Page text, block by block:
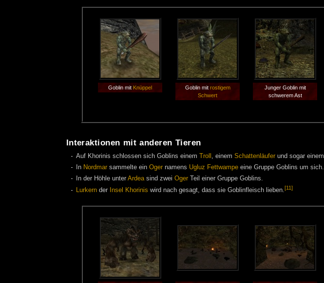
Goblin mit Knüppel Goblin mit rostigem
Schwert
Junger Goblin mit
schwerem Ast
Interaktionen mit anderen Tieren
Auf Khorinis schlossen sich Goblins einem Troll , einem Schattenläufer und sogar einem
In Nordmar sammelte ein Oger namens Ugluz Fettwampe eine Gruppe Goblins um sich.
In der Höhle unter Ardeasind zwei Oger Teil einer Gruppe Goblins.
Lurkern der Insel Khorinis wird nach gesagt, dass sie Goblinfleisch lieben.[11]